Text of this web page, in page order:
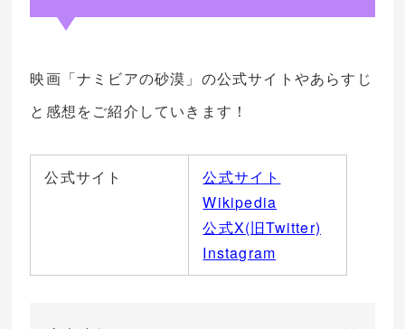
映画「ナミビアの砂漠」の公式サイトやあらすじ
と感想をご紹介していきます！
公式サイト
公式サイト
Wikipedia
公式X(旧Twitter)
Instagram